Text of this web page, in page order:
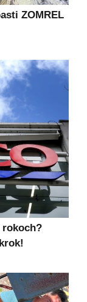
ZOMREL
rokoch?